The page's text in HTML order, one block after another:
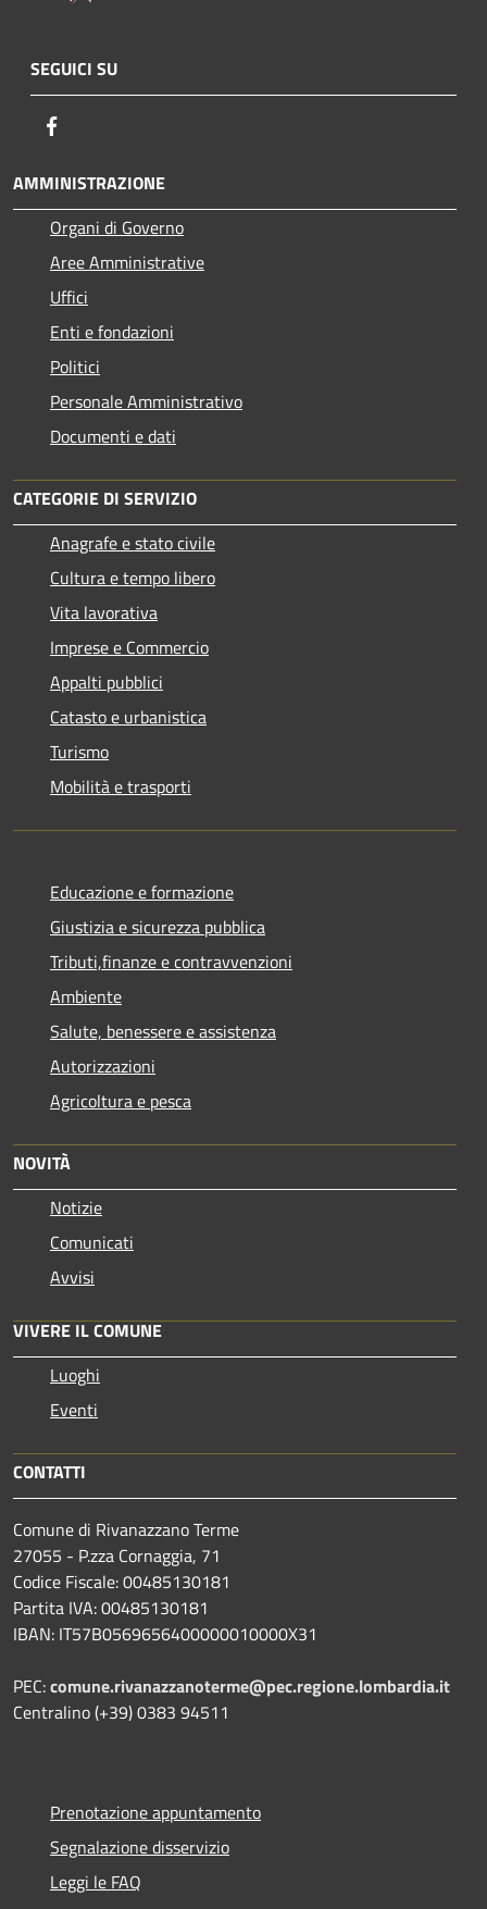
SEGUICI SU
AMMINISTRAZIONE
Organi di Governo
Aree Amministrative
Uffici
Enti e fondazioni
Politici
Personale Amministrativo
Documenti e dati
CATEGORIE DI SERVIZIO
Anagrafe e stato civile
Cultura e tempo libero
Vita lavorativa
Imprese e Commercio
Appalti pubblici
Catasto e urbanistica
Turismo
Mobilità e trasporti
Educazione e formazione
Giustizia e sicurezza pubblica
Tributi,finanze e contravvenzioni
Ambiente
Salute, benessere e assistenza
Autorizzazioni
Agricoltura e pesca
NOVITÀ
Notizie
Comunicati
Avvisi
VIVERE IL COMUNE
Luoghi
Eventi
CONTATTI
Comune di Rivanazzano Terme
27055 - P.zza Cornaggia, 71
Codice Fiscale: 00485130181
Partita IVA: 00485130181
IBAN: IT57B0569656400000010000X31
PEC:comune.rivanazzanoterme@pec.regione.lombardia.it
Centralino (+39) 0383 94511
Prenotazione appuntamento
Segnalazione disservizio
Leggi le FAQ